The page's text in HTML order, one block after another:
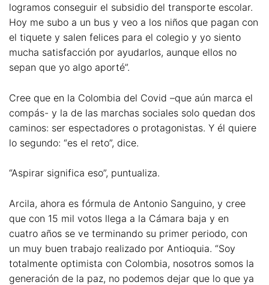
logramos conseguir el subsidio del transporte escolar.
Hoy me subo a un bus y veo a los niños que pagan con
el tiquete y salen felices para el colegio y yo siento
mucha satisfacción por ayudarlos, aunque ellos no
sepan que yo algo aporté”.
Cree que en la Colombia del Covid –que aún marca el
compás- y la de las marchas sociales solo quedan dos
caminos: ser espectadores o protagonistas. Y él quiere
lo segundo: “es el reto”, dice.
“Aspirar significa eso”, puntualiza.
Arcila, ahora es fórmula de Antonio Sanguino, y cree
que con 15 mil votos llega a la Cámara baja y en
cuatro años se ve terminando su primer periodo, con
un muy buen trabajo realizado por Antioquia. “Soy
totalmente optimista con Colombia, nosotros somos la
generación de la paz, no podemos dejar que lo que ya